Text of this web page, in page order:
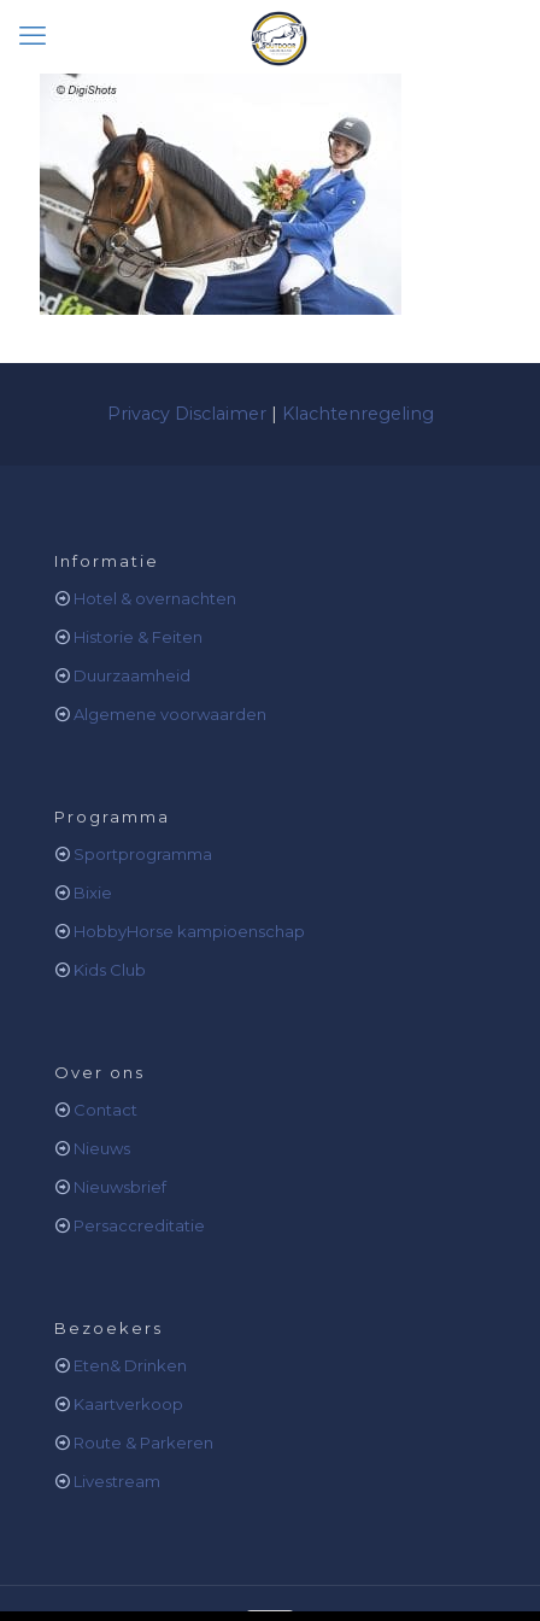
Privacy Disclaimer| Klachtenregeling
Informatie
Hotel & overnachten
Historie & Feiten
Duurzaamheid
Algemene voorwaarden
Programma
Sportprogramma
Bixie
HobbyHorse kampioenschap
Kids Club
Over ons
Contact
Nieuws
Nieuwsbrief
Persaccreditatie
Bezoekers
Eten& Drinken
Kaartverkoop
Route & Parkeren
Livestream